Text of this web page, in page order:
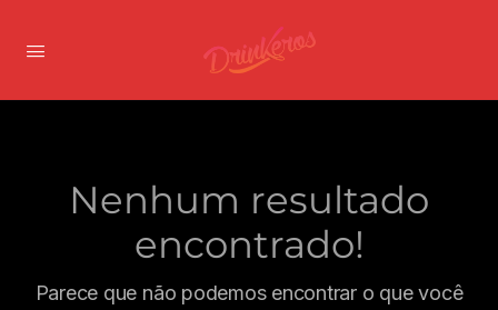
Nenhum resultado
encontrado!
Parece que não podemos encontrar o que você